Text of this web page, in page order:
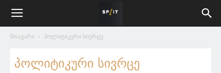
მთავარი პოლიტიკური სივრცე
პოლიტიკური სივრცე